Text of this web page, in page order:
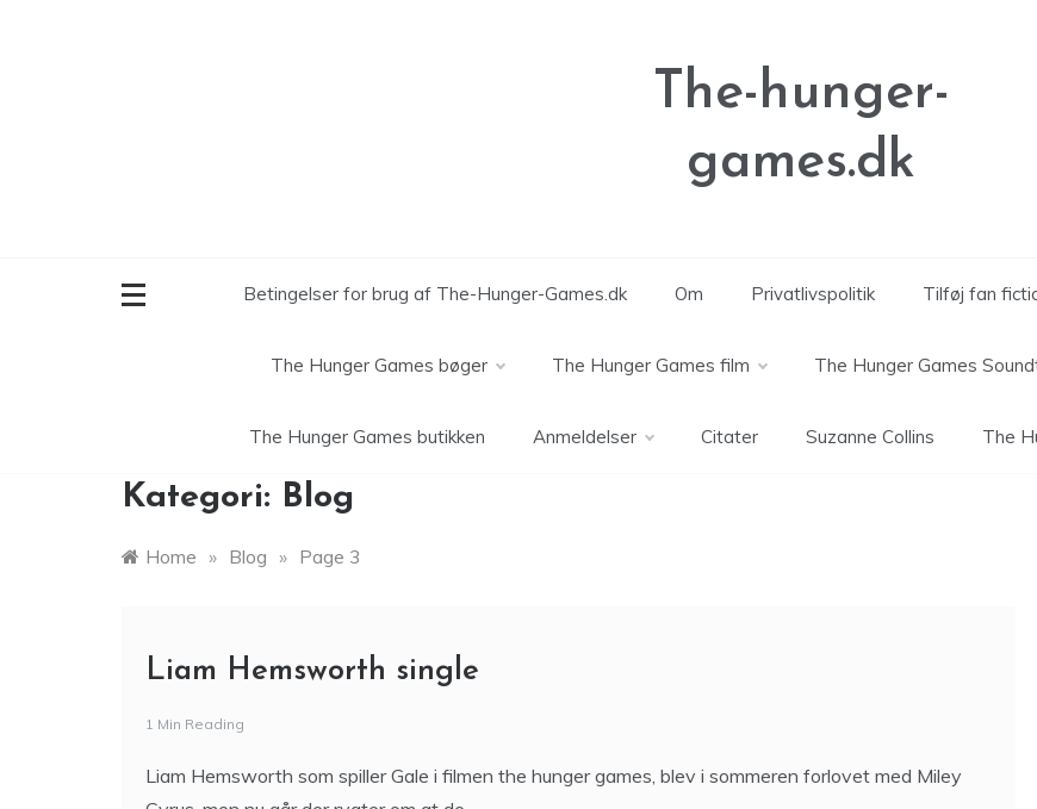
The-hunger-
games.dk
Betingelser for brug af The-Hunger-Games.dk Om Privatlivspolitik Tilføj fan
The Hunger Games bøger The Hunger Games film The Hunger Games
The Hunger Games butikken Anmeldelser Citater Suzanne Collins The
Kategori: Blog
Home » Blog » Page 3
Liam Hemsworth single
1 Min Reading
Liam Hemsworth som spiller Gale i filmen the hunger games, blev i sommeren forlovet med Miley